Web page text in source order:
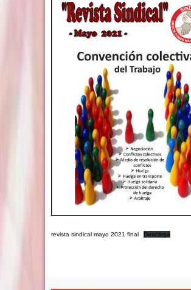
revista sindical mayo 2021 final Descarga